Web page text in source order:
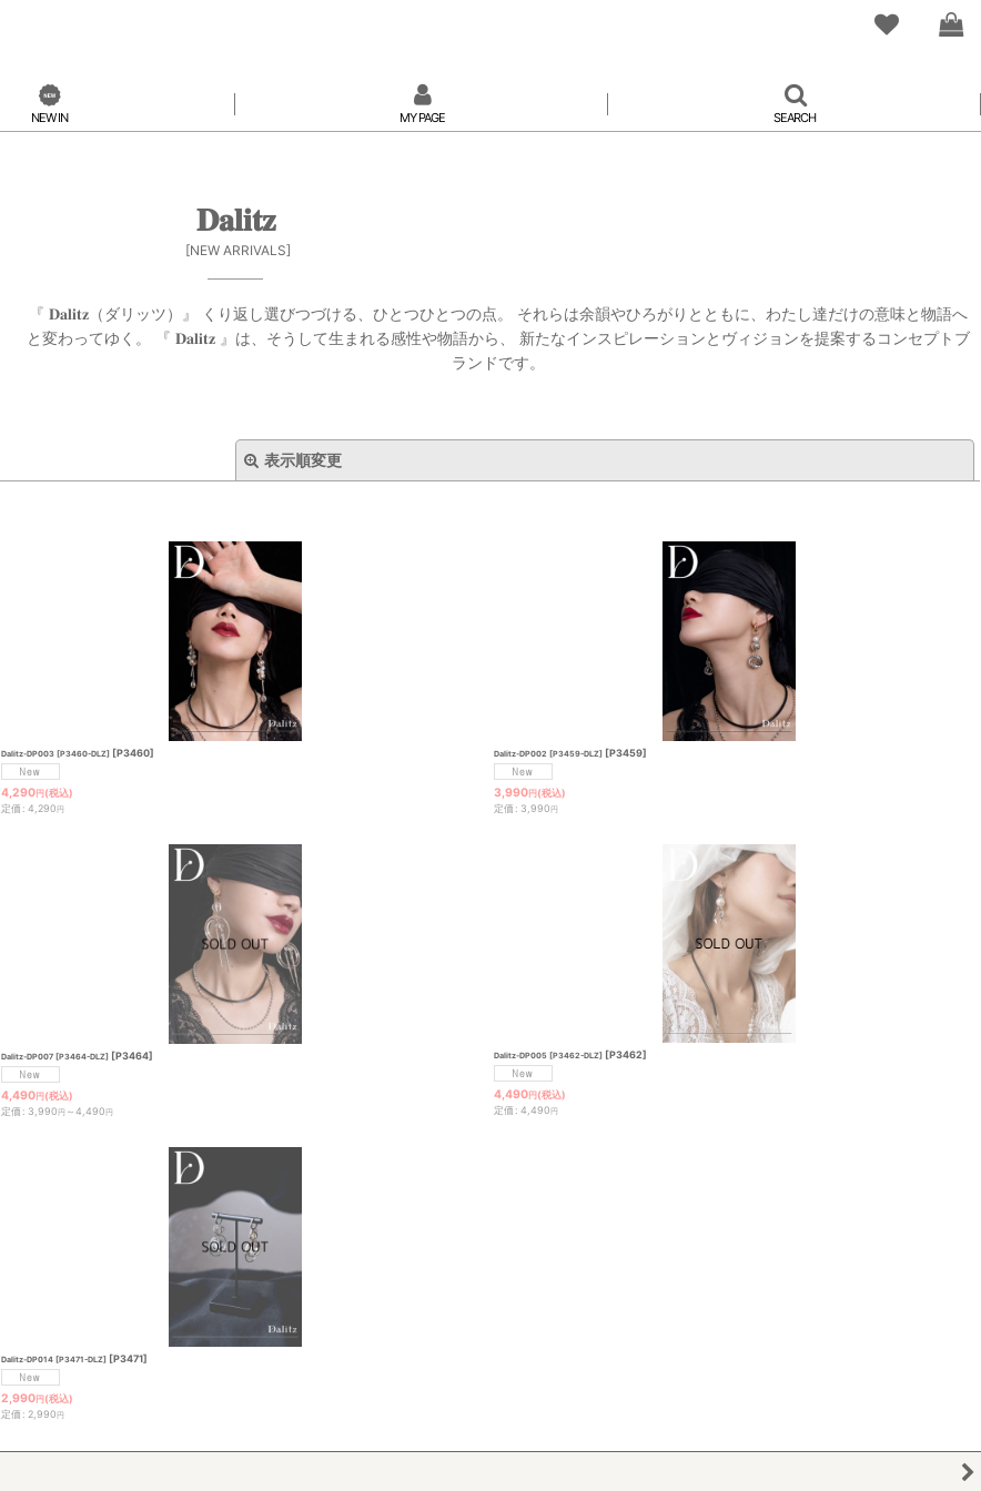
NEW IN MY PAGE SEARCH
𝐃𝐚𝐥𝐢𝐭𝐳
[NEW ARRIVALS]
『 𝐃𝐚𝐥𝐢𝐭𝐳（ダリッツ）』 くり返し選びつづける、ひとつひとつの点。 それらは余韻やひろがりとともに、わたし達だけの意味と物語へ
と変わってゆく。 『 𝐃𝐚𝐥𝐢𝐭𝐳 』は、そうして生まれる感性や物語から、 新たなインスピレーションとヴィジョンを提案するコンセプトブ
ランドです。
表示順変更
絞り込む
Dalitz-DP003 [P3460-DLZ] [P3460]
4,290円(税込)
定価 : 4,290円
Dalitz-DP002 [P3459-DLZ] [P3459]
3,990円 (税込)
定価 : 3,990円
Dalitz-DP007 [P3464-DLZ] [P3464]
4,490円(税込)
定価 : 3,990 円 ～4,490 円
Dalitz-DP005 [P3462-DLZ] [P3462]
4,490円 (税込)
定価 : 4,490円
Dalitz-DP014 [P3471-DLZ] [P3471]
2,990円(税込)
定価 : 2,990 円